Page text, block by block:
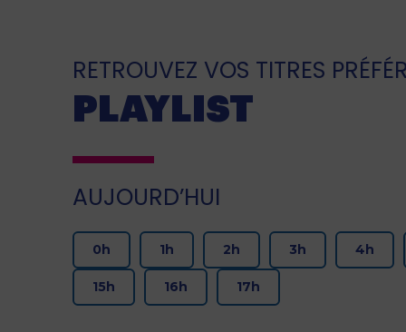
RETROUVEZ VOS TITRES
PLAYLIST
AUJOURD’HUI
0h 1h 2h 3h 4h
15h 16h 17h